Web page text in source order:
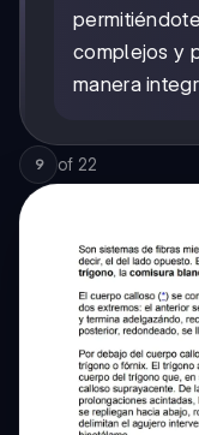
complejos y
manera
9 of 22